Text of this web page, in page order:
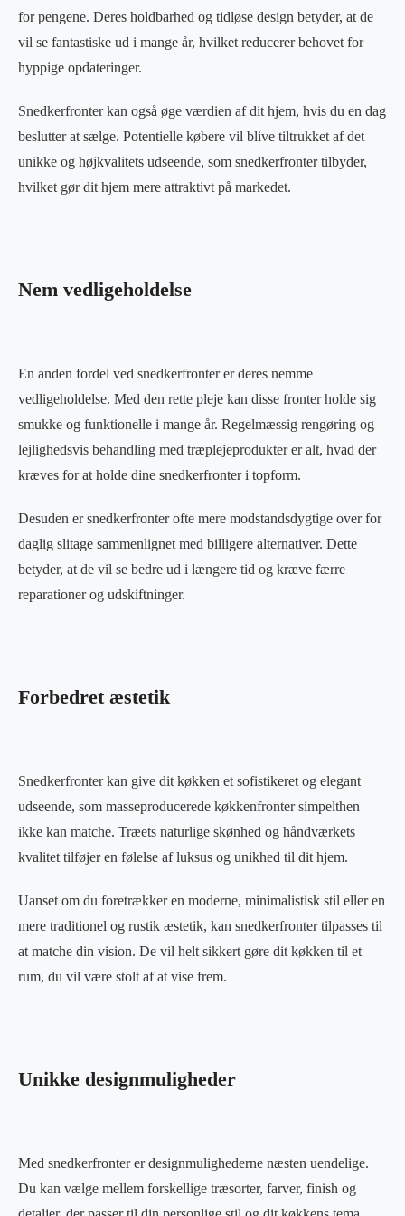
for pengene. Deres holdbarhed og tidløse design betyder, at de
vil se fantastiske ud i mange år, hvilket reducerer behovet for
hyppige opdateringer.
Snedkerfronter kan også øge værdien af dit hjem, hvis du en dag
beslutter at sælge. Potentielle købere vil blive tiltrukket af det
unikke og højkvalitets udseende, som snedkerfronter tilbyder,
hvilket gør dit hjem mere attraktivt på markedet.
Nem vedligeholdelse
En anden fordel ved snedkerfronter er deres nemme
vedligeholdelse. Med den rette pleje kan disse fronter holde sig
smukke og funktionelle i mange år. Regelmæssig rengøring og
lejlighedsvis behandling med træplejeprodukter er alt, hvad der
kræves for at holde dine snedkerfronter i topform.
Desuden er snedkerfronter ofte mere modstandsdygtige over for
daglig slitage sammenlignet med billigere alternativer. Dette
betyder, at de vil se bedre ud i længere tid og kræve færre
reparationer og udskiftninger.
Forbedret æstetik
Snedkerfronter kan give dit køkken et sofistikeret og elegant
udseende, som masseproducerede køkkenfronter simpelthen
ikke kan matche. Træets naturlige skønhed og håndværkets
kvalitet tilføjer en følelse af luksus og unikhed til dit hjem.
Uanset om du foretrækker en moderne, minimalistisk stil eller en
mere traditionel og rustik æstetik, kan snedkerfronter tilpasses til
at matche din vision. De vil helt sikkert gøre dit køkken til et
rum, du vil være stolt af at vise frem.
Unikke designmuligheder
Med snedkerfronter er designmulighederne næsten uendelige.
Du kan vælge mellem forskellige træsorter, farver, finish og